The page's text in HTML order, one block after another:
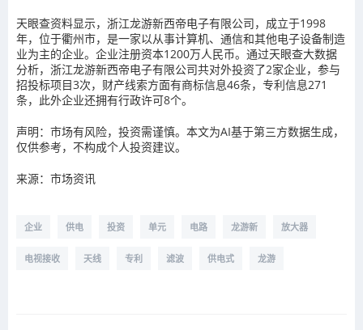
天眼查资料显示，浙江龙游新西帝电子有限公司，成立于1998
年，位于衢州市，是一家以从事计算机、通信和其他电子设备制造
业为主的企业。企业注册资本1200万人民币。通过天眼查大数据
分析，浙江龙游新西帝电子有限公司共对外投资了2家企业，参与
招投标项目3次，财产线索方面有商标信息46条，专利信息271
条，此外企业还拥有行政许可8个。
声明：市场有风险，投资需谨慎。本文为AI基于第三方数据生成，
仅供参考，不构成个人投资建议。
来源：市场资讯
企业 供电 投资 单元 电路 龙游新 放大器
电视接收 天线 专利 滤波 供电式 龙游